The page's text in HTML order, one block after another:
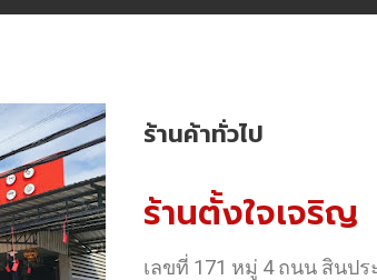
ร้านค้าทั่วไป
ร้านตั้งใจเจริญ
เลขที่ 171 หมู่ 4 ถนน สินป